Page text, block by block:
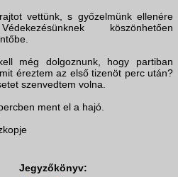
vettünk, s győzelmünk ellenére
köszönhetően
még dolgoznunk, hogy partiban
éreztem az első tizenöt perc után?
szenvedtem volna.
ment el a hajó.
Jegyzőkönyv: